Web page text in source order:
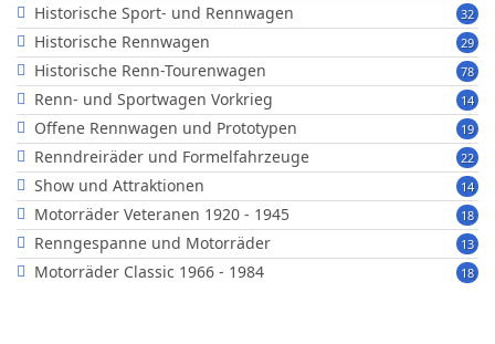
32
Historische Sport- und Rennwagen
29
Historische Rennwagen
78
Historische Renn-Tourenwagen
14
Renn- und Sportwagen Vorkrieg
19
Offene Rennwagen und Prototypen
22
Renndreiräder und Formelfahrzeuge
14
Show und Attraktionen
18
Motorräder Veteranen 1920 - 1945
13
Renngespanne und Motorräder
18
Motorräder Classic 1966 - 1984